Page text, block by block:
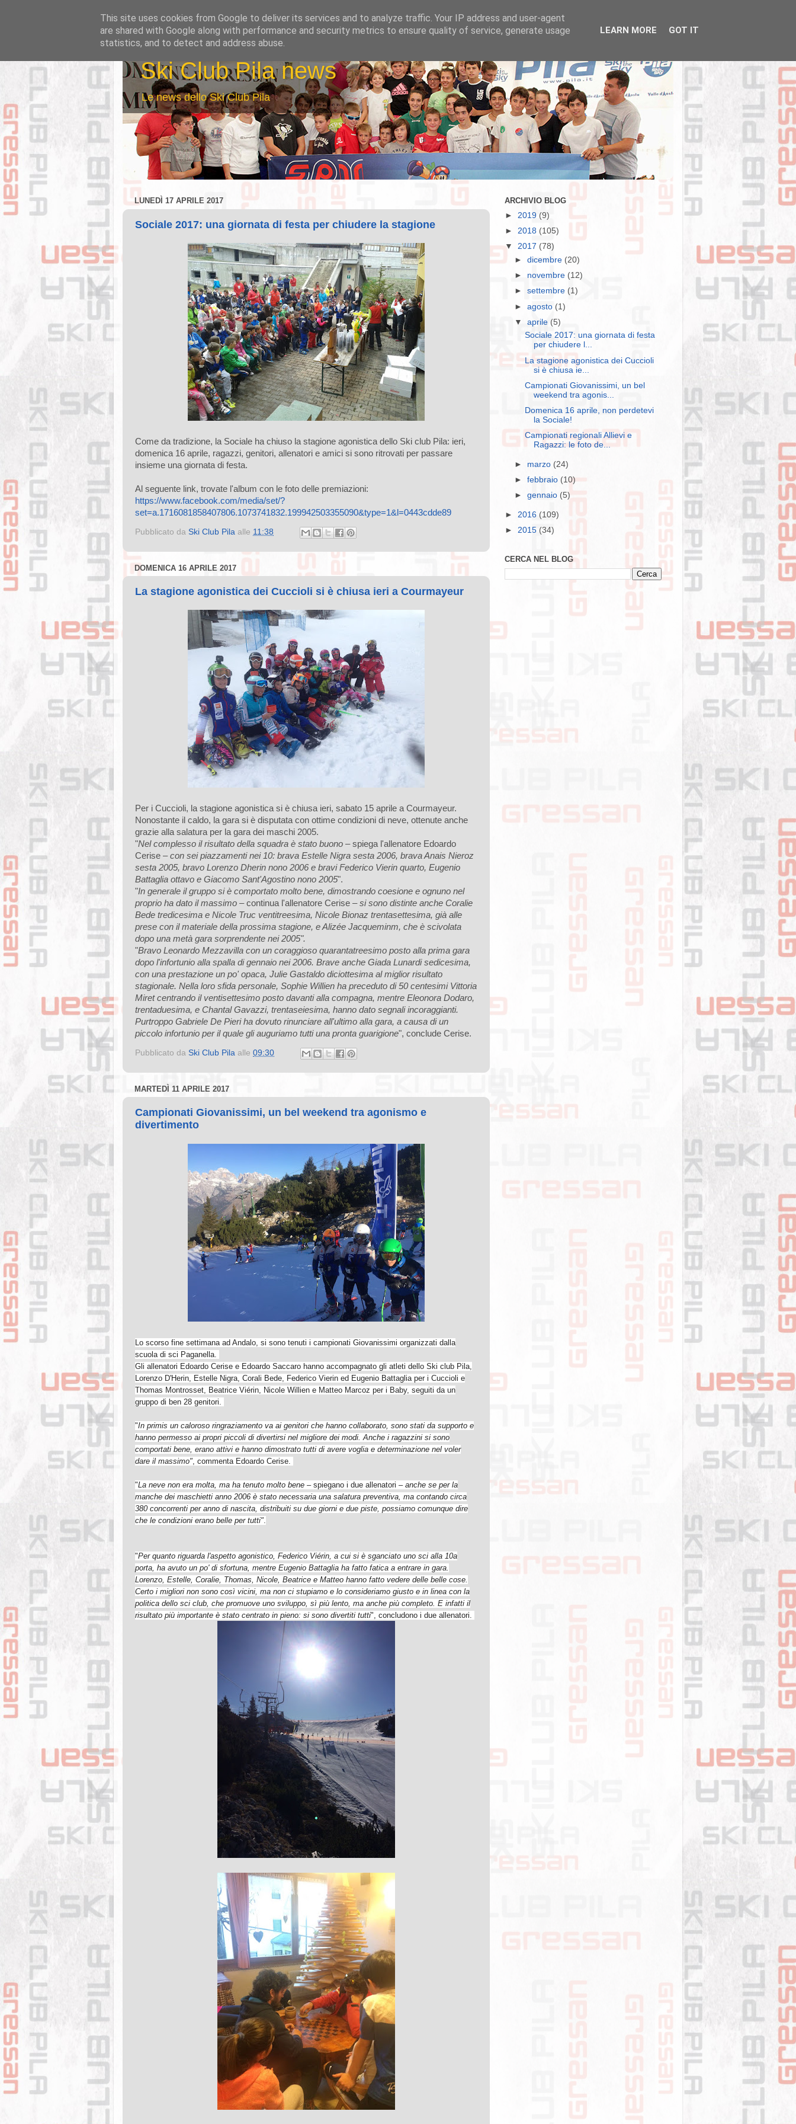
Ski Club Pila news
Le news dello Ski Club Pila
LUNEDÌ 17 APRILE 2017
Sociale 2017: una giornata di festa per chiudere la stagione
Come da tradizione, la Sociale ha chiuso la stagione agonistica dello Ski club Pila: ieri,
domenica 16 aprile, ragazzi, genitori, allenatori e amici si sono ritrovati per passare
insieme una giornata di festa.
Al seguente link, trovate l'album con le foto delle premiazioni:
https://www.facebook.com/media/set/?
set=a.1716081858407806.1073741832.199942503355090&type=1&l=0443cdde89
Pubblicato da Ski Club Pila alle 11:38
DOMENICA 16 APRILE 2017
La stagione agonistica dei Cuccioli si è chiusa ieri a Courmayeur
Per i Cuccioli, la stagione agonistica si è chiusa ieri, sabato 15 aprile a Courmayeur.
Nonostante il caldo, la gara si è disputata con ottime condizioni di neve, ottenute anche
grazie alla salatura per la gara dei maschi 2005.
"Nel complesso il risultato della squadra è stato buono – spiega l'allenatore Edoardo
Cerise –con sei piazzamenti nei 10: brava Estelle Nigra sesta 2006, brava Anais Nieroz
sesta 2005, bravo Lorenzo Dherin nono 2006 e bravi Federico Vierin quarto, Eugenio
Battaglia ottavo e Giacomo Sant'Agostino nono 2005".
"In generale il gruppo si è comportato molto bene, dimostrando coesione e ognuno nel
proprio ha dato il massimo – continua l'allenatore Cerise –si sono distinte anche Coralie
Bede tredicesima e Nicole Truc ventitreesima, Nicole Bionaz trentasettesima, già alle
prese con il materiale della prossima stagione, e Alizée Jacqueminm, che è scivolata
dopo una metà gara sorprendente nei 2005".
"Bravo Leonardo Mezzavilla con un coraggioso quarantatreesimo posto alla prima gara
dopo l'infortunio alla spalla di gennaio nei 2006. Brave anche Giada Lunardi sedicesima,
con una prestazione un po' opaca, Julie Gastaldo diciottesima al miglior risultato
stagionale. Nella loro sfida personale, Sophie Willien ha preceduto di 50 centesimi Vittoria
Miret centrando il ventisettesimo posto davanti alla compagna, mentre Eleonora Dodaro,
trentaduesima, e Chantal Gavazzi, trentaseiesima, hanno dato segnali incoraggianti.
Purtroppo Gabriele De Pieri ha dovuto rinunciare all'ultimo alla gara, a causa di un
piccolo infortunio per il quale gli auguriamo tutti una pronta guarigione", conclude Cerise.
Pubblicato da Ski Club Pila alle 09:30
MARTEDÌ 11 APRILE 2017
Campionati Giovanissimi, un bel weekend tra agonismo e
divertimento
Lo scorso fine settimana ad Andalo, si sono tenuti i campionati Giovanissimi organizzati dalla
scuola di sci Paganella.
Gli allenatori Edoardo Cerise e Edoardo Saccaro hanno accompagnato gli atleti dello Ski club Pila,
Lorenzo D'Herin, Estelle Nigra, Corali Bede, Federico Vierin ed Eugenio Battaglia per i Cuccioli e
Thomas Montrosset, Beatrice Viérin, Nicole Willien e Matteo Marcoz per i Baby, seguiti da un
gruppo di ben 28 genitori.
"In primis un caloroso ringraziamento va ai genitori che hanno collaborato, sono stati da supporto e
hanno permesso ai propri piccoli di divertirsi nel migliore dei modi. Anche i ragazzini si sono
comportati bene, erano attivi e hanno dimostrato tutti di avere voglia e determinazione nel voler
dare il massimo" , commenta Edoardo Cerise.
"La neve non era molta, ma ha tenuto molto bene – spiegano i due allenatori – anche se per la
manche dei maschietti anno 2006 è stato necessaria una salatura preventiva, ma contando circa
380 concorrenti per anno di nascita, distribuiti su due giorni e due piste, possiamo comunque dire
che le condizioni erano belle per tutti"
"Per quanto riguarda l'aspetto agonistico, Federico Viérin, a cui si è sganciato uno sci alla 10a
porta, ha avuto un po' di sfortuna, mentre Eugenio Battaglia ha fatto fatica a entrare in gara.
Lorenzo, Estelle, Coralie, Thomas, Nicole, Beatrice e Matteo hanno fatto vedere delle belle cose.
Certo i migliori non sono così vicini, ma non ci stupiamo e lo consideriamo giusto e in linea con la
politica dello sci club, che promuove uno sviluppo, sì più lento, ma anche più completo. E infatti il
risultato più importante è stato centrato in pieno: si sono divertiti tutti", concludono i due allenatori.
ARCHIVIO BLOG
► 2019 (9)
► 2018 (105)
▼ 2017 (78)
►dicembre (20)
► novembre (12)
►settembre (1)
►agosto (1)
▼aprile (5)
Sociale 2017: una giornata di festa
per chiudere l...
La stagione agonistica dei Cuccioli
si è chiusa ie...
Campionati Giovanissimi, un bel
weekend tra agonis...
Domenica 16 aprile, non perdetevi
la Sociale!
Campionati regionali Allievi e
Ragazzi: le foto de...
► marzo (24)
►febbraio (10)
►gennaio (5)
► 2016 (109)
► 2015 (34)
CERCA NEL BLOG
This site uses cookies from Google to deliver its services and to analyze traffic. Your IP address and user-agent
are shared with Google along with performance and security metrics to ensure quality of service, generate usage
statistics, and to detect and address abuse.
LEARN MORE GOT IT